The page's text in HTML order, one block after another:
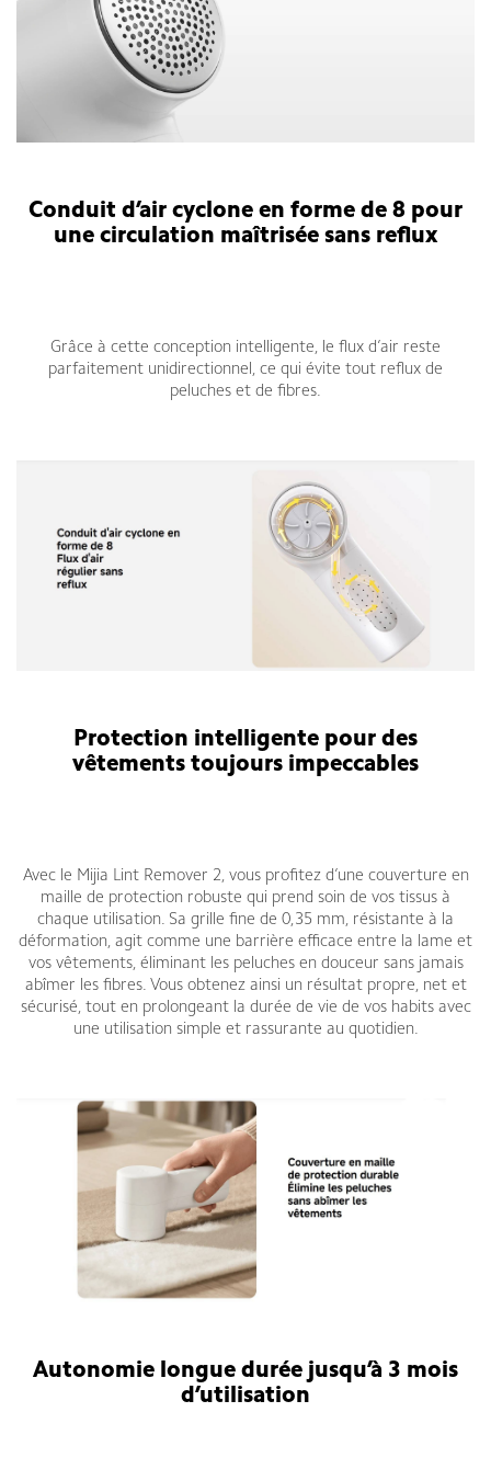
Conduit d’air cyclone en forme de 8 pour
une circulation maîtrisée sans reflux
Grâce à cette conception intelligente, le flux d’air reste
parfaitement unidirectionnel, ce qui évite tout reflux de
peluches et de fibres.
Protection intelligente pour des
vêtements toujours impeccables
Avec le Mijia Lint Remover 2, vous profitez d’une couverture en
maille de protection robuste qui prend soin de vos tissus à
chaque utilisation. Sa grille fine de 0,35 mm, résistante à la
déformation, agit comme une barrière efficace entre la lame et
vos vêtements, éliminant les peluches en douceur sans jamais
abîmer les fibres. Vous obtenez ainsi un résultat propre, net et
sécurisé, tout en prolongeant la durée de vie de vos habits avec
une utilisation simple et rassurante au quotidien.
Autonomie longue durée jusqu’à 3 mois
d’utilisation